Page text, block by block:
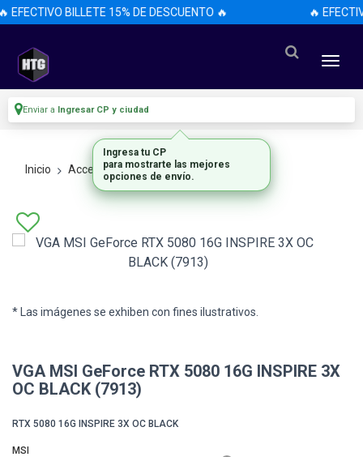
EFECTIVO BILLETE 15% DE DESCUENTO 🔥 🔥
Enviar a Ingresar CP y ciudad
Inicio Accesorios Accesorios
* Las imágenes se exhiben con fines ilustrativos.
VGA MSI GeForce RTX 5080 16G INSPIRE 3X
OC BLACK (7913)
RTX 5080 16G INSPIRE 3X OC BLACK
MSI
Ingresa tu CP
para mostrarte las mejores
opciones de envío.